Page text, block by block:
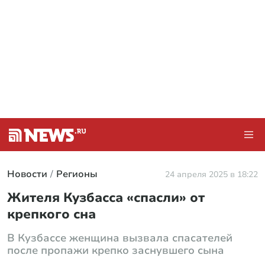
Новости Регионы 24 апреля 2025 в 18:22
Жителя Кузбасса «спасли» от
крепкого сна
В Кузбассе женщина вызвала спасателей
после пропажи крепко заснувшего сына